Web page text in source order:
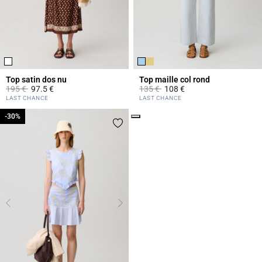
Top satin dos nu
Prix réduit à partir de
195 €à97.5 €
4,3 out of 5 Customer Rating
LAST CHANCE
Top maille col rond
Prix réduit à partir de
135 €à108 €
5 out of 5 Customer Rating
LAST CHANCE
-30%
-30% Click